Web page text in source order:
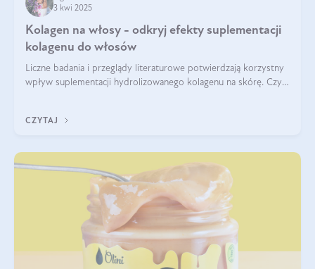
3 kwi 2025
Kolagen na włosy - odkryj efekty suplementacji
kolagenu do włosów
Liczne badania i przeglądy literaturowe potwierdzają korzystny
wpływ suplementacji hydrolizowanego kolagenu na skórę. Czy
CZYTAJ